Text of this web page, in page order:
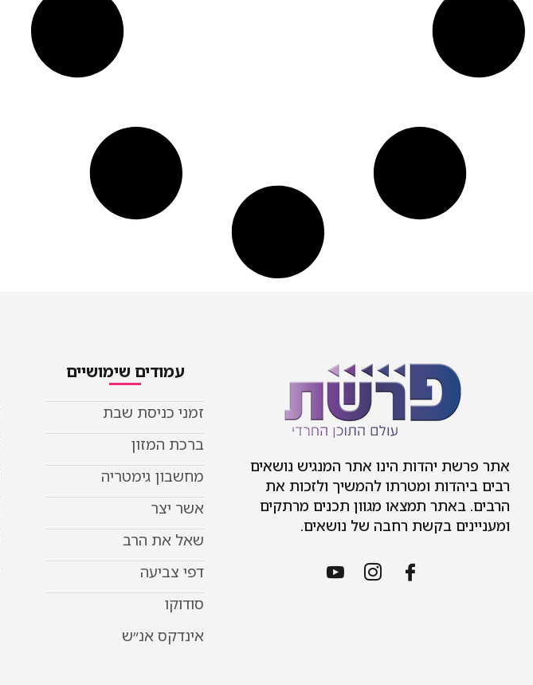
אתר פרשת יהדות הינו אתר המנגיש נושאים
רבים ביהדות ומטרתו להמשיך ולזכות את
הרבים. באתר תמצאו מגוון תכנים מרתקים
ומעניינים בקשת רחבה של נושאים.
עמודים שימושיים
זמני כניסת שבת
ברכת המזון
מחשבון גימטריה
אשר יצר
שאל את הרב
דפי צביעה
סודוקו
אינדקס אנ״ש